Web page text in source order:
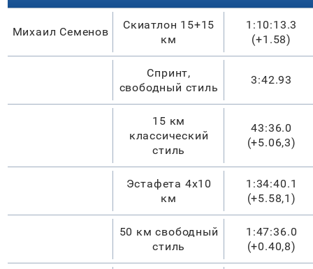
Михаил Семенов
Скиатлон 15+15
км
1:10:13.3
(+1.58)
Спринт,
свободный стиль
3:42.93
15 км
классический
стиль
43:36.0
(+5.06,3)
Эстафета 4х10
км
1:34:40.1
(+5.58,1 )
50 км свободный
стиль
1:47:36.0
(+0.40,8)